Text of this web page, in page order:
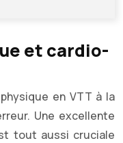
et cardio-
en VTT à la
Une excellente
tout aussi cruciale